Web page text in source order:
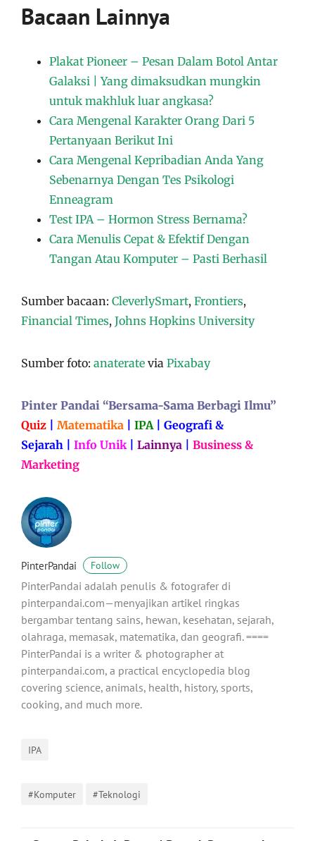
Bacaan Lainnya
Plakat Pioneer – Pesan Dalam Botol Antar
Galaksi | Yang dimaksudkan mungkin
untuk makhluk luar angkasa?
Cara Mengenal Karakter Orang Dari 5
Pertanyaan Berikut Ini
Cara Mengenal Kepribadian Anda Yang
Sebenarnya Dengan Tes Psikologi
Enneagram
Test IPA – Hormon Stress Bernama?
Cara Menulis Cepat & Efektif Dengan
Tangan Atau Komputer – Pasti Berhasil
Sumber bacaan: CleverlySmart, Frontiers,
Financial Times, Johns Hopkins University
Sumber foto: anaterate via Pixabay
Pinter Pandai “Bersama-Sama Berbagi Ilmu”
Quiz
Matematika IPA
Geografi &
Sejarah
Info Unik Lainnya
Business &
Marketing
PinterPandai Follow
PinterPandai adalah penulis & fotografer di
pinterpandai.com—menyajikan artikel ringkas
bergambar tentang sains, hewan, kesehatan, sejarah,
olahraga, memasak, matematika, dan geografi. ====
PinterPandai is a writer & photographer at
pinterpandai.com, a practical encyclopedia blog
covering science, animals, health, history, sports,
cooking, and much more.
IPA
#Komputer #Teknologi